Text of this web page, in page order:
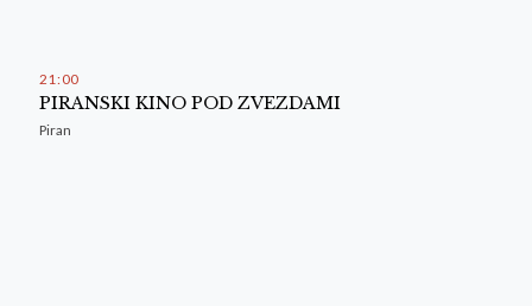
21 : 00
PIRANSKI KINO POD ZVEZDAMI
Piran